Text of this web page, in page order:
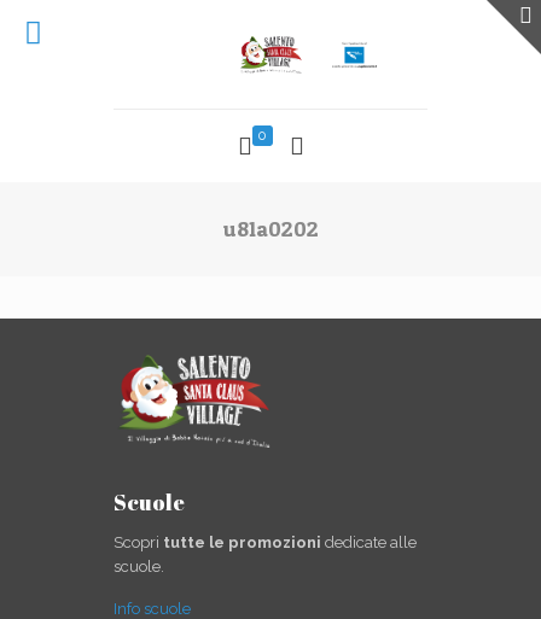
0
u81a0202
Scuole
Scopri tutte le promozioni dedicate alle
scuole.
Info scuole